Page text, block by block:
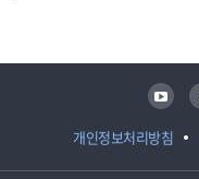
개인정보처리방침
유튜브